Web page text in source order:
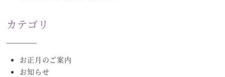
カテゴリ
お正月のご案内
お知らせ